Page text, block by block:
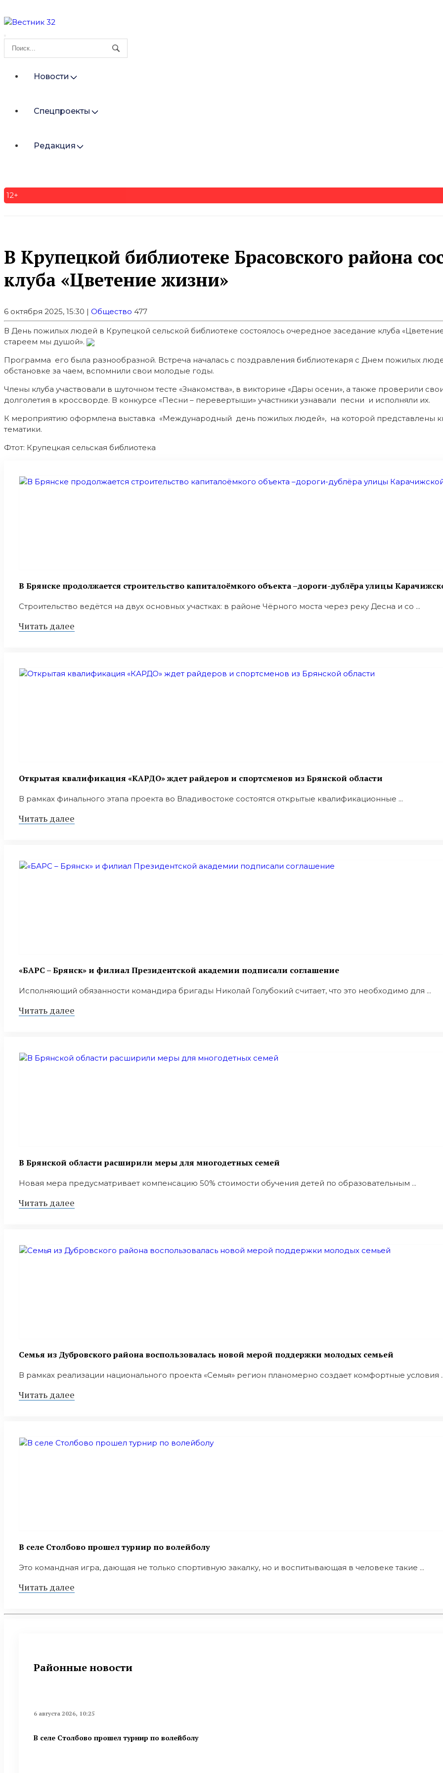
Новости
Спецпроекты
Редакция
12+
В Крупецкой библиотеке Брасовского района
клуба «Цветение жизни»
6 октября 2025, 15:30 | Общество 477
В День пожилых людей в Крупецкой сельской библиотеке состоялось очередное заседание клуба
стареем мы душой».
Программа его была разнообразной. Встреча началась с поздравления библиотекаря с Днем пожилых
обстановке за чаем, вспомнили свои молодые годы.
Члены клуба участвовали в шуточном тесте «Знакомства», в викторине «Дары осени», а также проверили
долголетия в кроссворде. В конкурсе «Песни – перевертыши» участники узнавали песни и исполняли их.
К мероприятию оформлена выставка «Международный день пожилых людей», на которой представлены
тематики.
Фтот: Крупецкая сельская библиотека
В Брянске продолжается строительство капиталоёмкого объекта –дороги-дублёра улицы
Строительство ведётся на двух основных участках: в районе Чёрного моста через реку Десна и со ...
Читать далее
Открытая квалификация «КАРДО» ждет райдеров и спортсменов из Брянской области
В рамках финального этапа проекта во Владивостоке состоятся открытые квалификационные ...
Читать далее
«БАРС – Брянск» и филиал Президентской академии подписали соглашение
Исполняющий обязанности командира бригады Николай Голубокий считает, что это необходимо для ...
Читать далее
В Брянской области расширили меры для многодетных семей
Новая мера предусматривает компенсацию 50% стоимости обучения детей по образовательным ...
Читать далее
Семья из Дубровского района воспользовалась новой мерой поддержки молодых семьей
В рамках реализации национального проекта «Семья» регион планомерно создает комфортные условия
Читать далее
В селе Столбово прошел турнир по волейболу
Это командная игра, дающая не только спортивную закалку, но и воспитывающая в человеке такие ...
Читать далее
Районные новости
6 августа 2026, 10:25
В селе Столбово прошел турнир по волейболу